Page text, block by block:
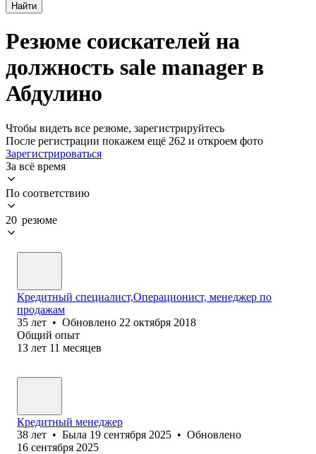
Найти
Резюме соискателей на
должность sale manager в
Абдулино
Чтобы видеть все резюме, зарегистрируйтесь
После регистрации покажем ещё 262 и откроем фото
Зарегистрироваться
За всё время
По соответствию
20 резюме
Кредитный специалист,Операционист, менеджер по
продажам
35 лет • Обновлено 22 октября 2018
Общий опыт
13 лет 11 месяцев
Кредитный менеджер
38 лет • Была 19 сентября 2025 • Обновлено
16 сентября 2025